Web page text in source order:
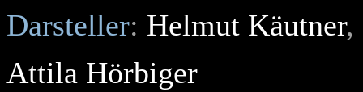
Darsteller: Helmut Käutner,
Attila Hörbiger